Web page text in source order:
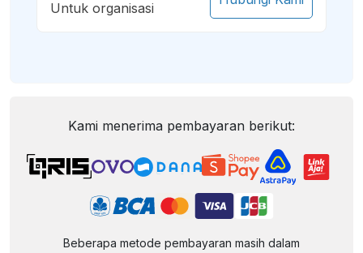
Untuk organisasi
Kami menerima pembayaran berikut:
Beberapa metode pembayaran masih dalam